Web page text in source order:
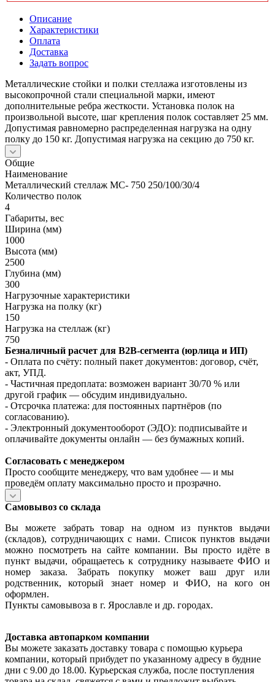
Описание
Характеристики
Оплата
Доставка
Задать вопрос
Металлические стойки и полки стеллажа изготовлены из
высокопрочной стали специальной марки, имеют
дополнительные ребра жесткости. Установка полок на
произвольной высоте, шаг крепления полок составляет 25 мм.
Допустимая равномерно распределенная нагрузка на одну
полку до 150 кг. Допустимая нагрузка на секцию до 750 кг.
Общие
Наименование
Металлический стеллаж МС- 750 250/100/30/4
Количество полок
4
Габариты, вес
Ширина (мм)
1000
Высота (мм)
2500
Глубина (мм)
300
Нагрузочные характеристики
Нагрузка на полку (кг)
150
Нагрузка на стеллаж (кг)
750
Безналичный расчет для B2B‑сегмента (юрлица и ИП)
- Оплата по счёту: полный пакет документов: договор, счёт,
акт, УПД.
- Частичная предоплата: возможен вариант 30/70 % или
другой график — обсудим индивидуально.
- Отсрочка платежа: для постоянных партнёров (по
согласованию).
- Электронный документооборот (ЭДО): подписывайте и
оплачивайте документы онлайн — без бумажных копий.
Согласовать с менеджером
Просто сообщите менеджеру, что вам удобнее — и мы
проведём оплату максимально просто и прозрачно.
Самовывоз со склада
Вы можете забрать товар на одном из пунктов выдачи
(складов), сотрудничающих с нами. Список пунктов выдачи
можно посмотреть на сайте компании. Вы просто идёте в
пункт выдачи, обращаетесь к сотруднику называете ФИО и
номер заказа. Забрать покупку может ваш друг или
родственник, который знает номер и ФИО, на кого он
оформлен.
Пункты самовывоза в г. Ярославле и др. городах.
Доставка автопарком компании
Вы можете заказать доставку товара с помощью курьера
компании, который прибудет по указанному адресу в будние
дни с 9.00 до 18.00. Курьерская служба, после поступления